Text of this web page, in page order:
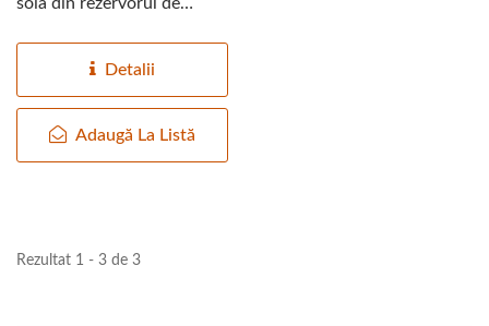
următorul...
Detalii
Adaugă La Listă
Rezultat 1 - 3 de 3